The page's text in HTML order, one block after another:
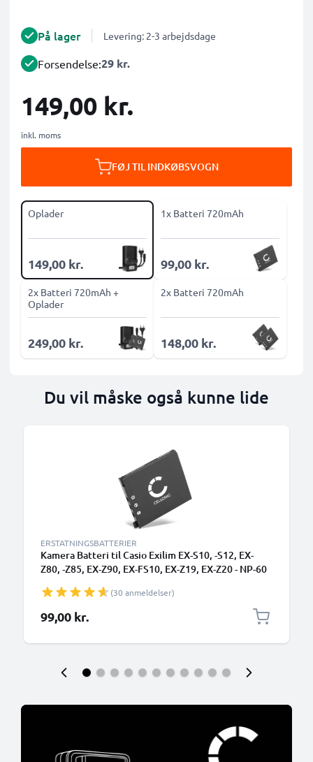
På lager Levering: 2-3 arbejdsdage
Forsendelse:29 kr.
149,00 kr.
inkl. moms
FØJ TIL INDKØBSVOGN
Oplader
149,00 kr.
1x Batteri 720mAh
99,00 kr.
2x Batteri 720mAh +
Oplader
249,00 kr.
2x Batteri 720mAh
148,00 kr.
Du vil måske også kunne lide
ERSTATNINGSBATTERIER
Kamera Batteri til Casio Exilim EX-S10, -S12, EX-
Z80, -Z85, EX-Z90, EX-FS10, EX-Z19, EX-Z20 - NP-60
(30 anmeldelser)
99,00 kr.